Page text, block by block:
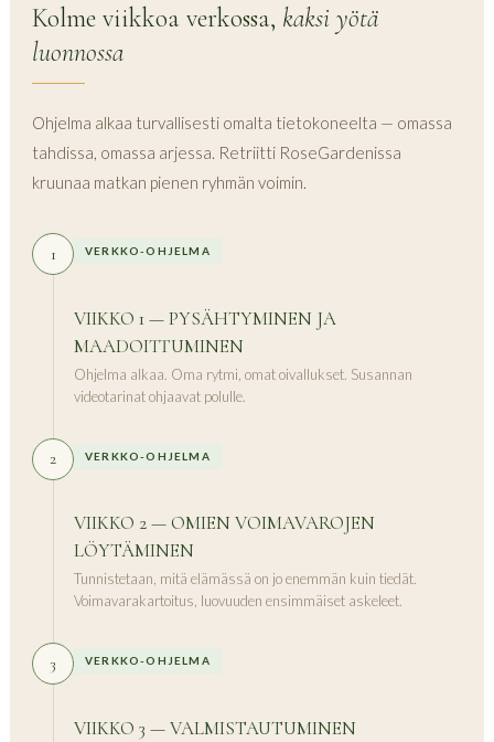
Kolme viikkoa verkossa, kaksi yötä
luonnossa
Ohjelma alkaa turvallisesti omalta tietokoneelta — omassa
tahdissa, omassa arjessa. Retriitti RoseGardenissa
kruunaa matkan pienen ryhmän voimin.
1 VERKKO-OHJELMA
VIIKKO 1 — PYSÄHTYMINEN JA
MAADOITTUMINEN
Ohjelma alkaa. Oma rytmi, omat oivallukset. Susannan
videotarinat ohjaavat polulle.
2 VERKKO-OHJELMA
VIIKKO 2 — OMIEN VOIMAVAROJEN
LÖYTÄMINEN
Tunnistetaan, mitä elämässä on jo enemmän kuin tiedät.
Voimavarakartoitus, luovuuden ensimmäiset askeleet.
3 VERKKO-OHJELMA
VIIKKO 3 — VALMISTAUTUMINEN